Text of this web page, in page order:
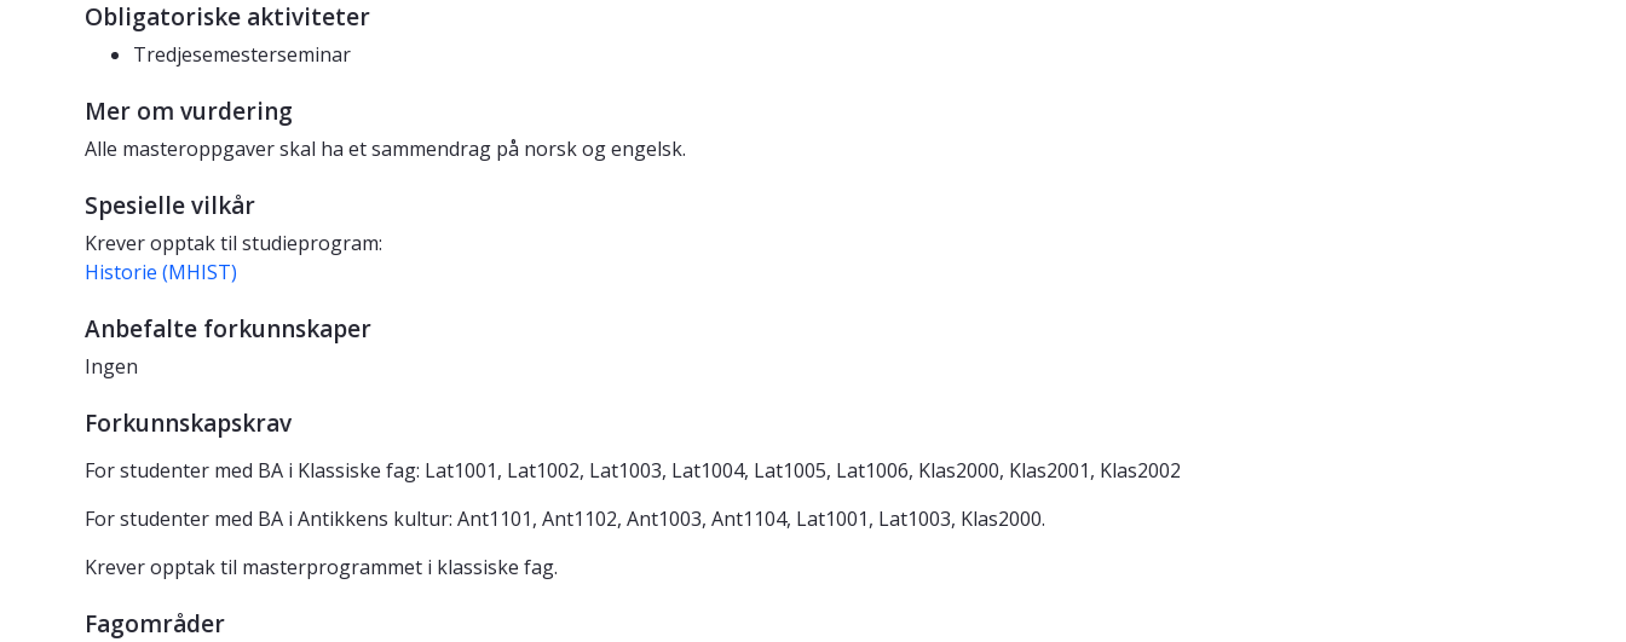
Obligatoriske aktiviteter
Tredjesemesterseminar
Mer om vurdering
Alle masteroppgaver skal ha et sammendrag på norsk og engelsk.
Spesielle vilkår
Krever opptak til studieprogram:
Historie (MHIST)
Anbefalte forkunnskaper
Ingen
Forkunnskapskrav
For studenter med BA i Klassiske fag: Lat1001, Lat1002, Lat1003, Lat1004, Lat1005, Lat1006, Klas2000, Klas2001, Klas2002
For studenter med BA i Antikkens kultur: Ant1101, Ant1102, Ant1003, Ant1104, Lat1001, Lat1003, Klas2000.
Krever opptak til masterprogrammet i klassiske fag.
Fagområder